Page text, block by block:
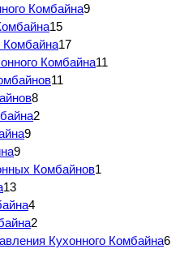
Комбайна9
15
Комбайна17
Комбайна11
11
8
2
9
9
Комбайнов1
13
4
2
Кухонного Комбайна6